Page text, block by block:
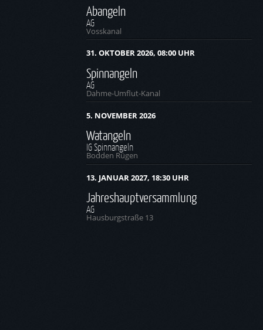
Abangeln
AG
Vosskanal
31. OKTOBER 2026, 08:00 UHR
Spinnangeln
AG
Dahme-Umflut-Kanal
5. NOVEMBER 2026
Watangeln
IG Spinnangeln
Bodden Rügen
13. JANUAR 2027, 18:30 UHR
Jahreshauptversammlung
AG
Hausburgstraße 13